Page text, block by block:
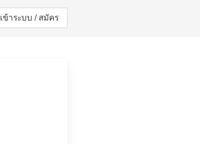
เข้าระบบ / สมัคร